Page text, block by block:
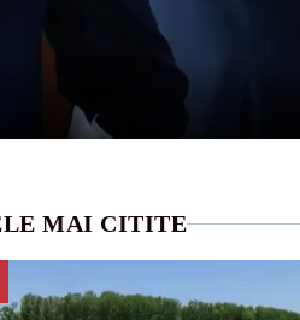
MAI CITITE